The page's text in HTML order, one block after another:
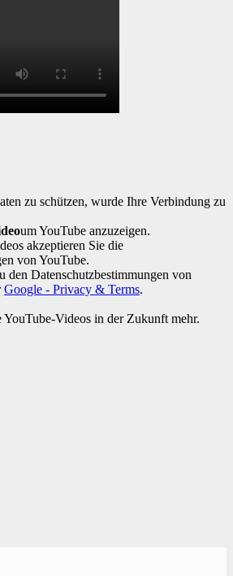
zu schützen, wurde Ihre Verbindung zu
um YouTube anzuzeigen.
akzeptieren Sie die
von YouTube.
den Datenschutzbestimmungen von
Google - Privacy & Terms.
Videos in der Zukunft mehr.